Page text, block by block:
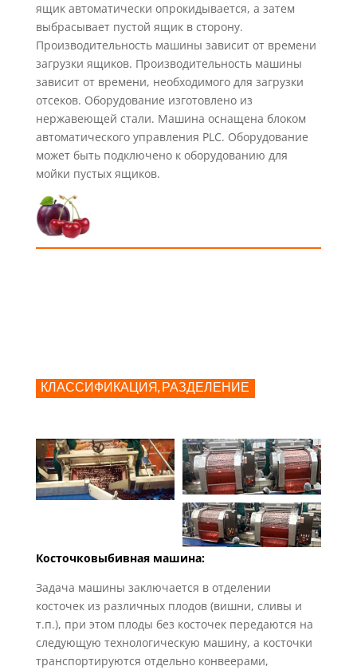
ящик автоматически опрокидывается, а затем
выбрасывает пустой ящик в сторону.
Производительность машины зависит от времени
загрузки ящиков. Производительность машины
зависит от времени, необходимого для загрузки
отсеков. Оборудование изготовлено из
нержавеющей стали. Машина оснащена блоком
автоматического управления PLC. Оборудование
может быть подключено к оборудованию для
мойки пустых ящиков.
КЛАССИФИКАЦИЯ, РАЗДЕЛЕНИЕ
Косточковыбивная машина:
Задача машины заключается в отделении
косточек из различных плодов (вишни, сливы и
т.п.), при этом плоды без косточек передаются на
следующую технологическую машину, а косточки
транспортируются отдельно конвеерами,